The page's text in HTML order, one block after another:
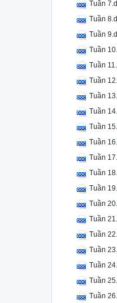
Tuần
Tuần
Tuần
Tuần
Tuần
Tuần
Tuần
Tuần
Tuần
Tuần
Tuần
Tuần
Tuần
Tuần
Tuần
Tuần
Tuần
Tuần
Tuần
Tuần